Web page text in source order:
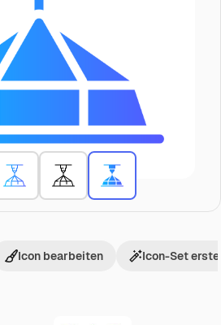
Icon bearbeiten Icon-Set